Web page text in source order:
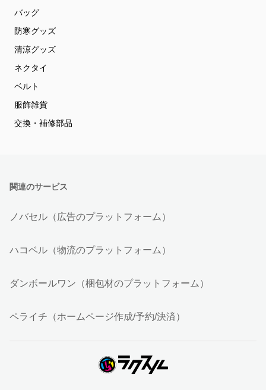
バッグ
防寒グッズ
清涼グッズ
ネクタイ
ベルト
服飾雑貨
交換・補修部品
関連のサービス
ノバセル（広告のプラットフォーム）
ハコベル（物流のプラットフォーム）
ダンボールワン（梱包材のプラットフォーム）
ペライチ（ホームページ作成/予約/決済）